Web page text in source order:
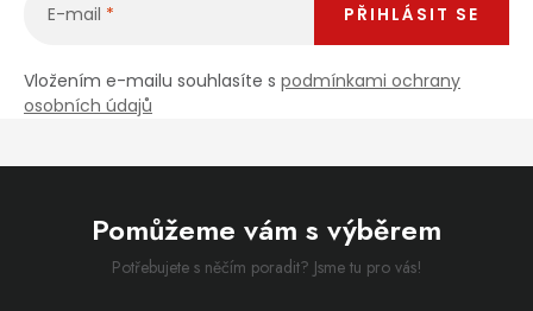
E-mail
Vložením e-mailu souhlasíte s podmínkami ochrany
osobních údajů
PŘIHLÁSIT SE
Pomůžeme vám s výběrem
Potřebujete s něčím poradit? Jsme tu pro vás!